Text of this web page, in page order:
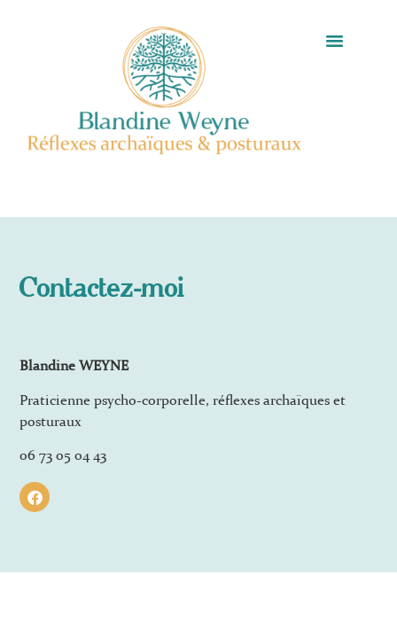
Contactez-moi
Blandine WEYNE
Praticienne psycho-corporelle, réflexes archaïques et
posturaux
06 73 05 04 43